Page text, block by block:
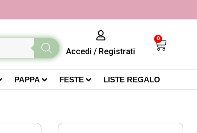
Accedi / Registrati
0
PAPPA FESTE LISTE REGALO